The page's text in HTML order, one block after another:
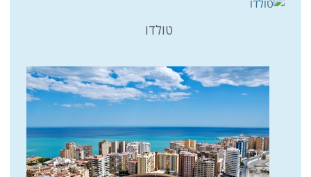
טולדו